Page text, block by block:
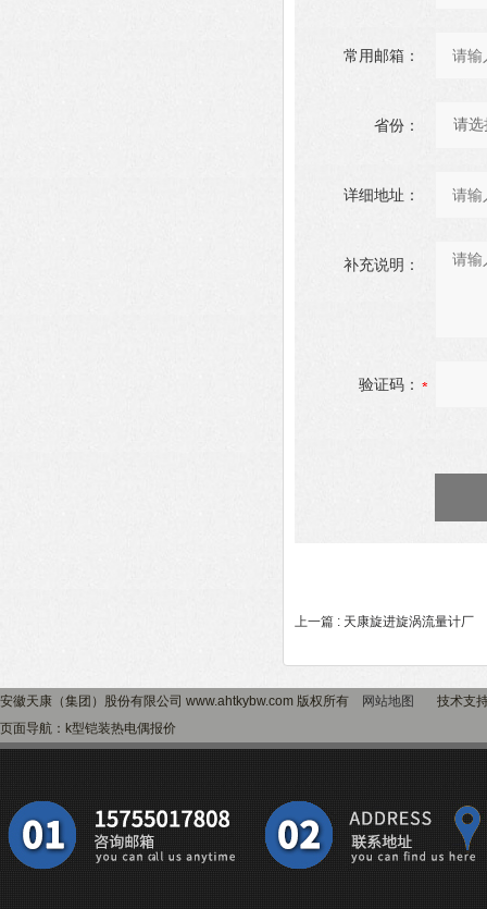
常用邮箱：
省份：
详细地址：
补充说明：
验证码：
上一篇 : 天康旋进旋涡流量计厂
安徽天康（集团）股份有限公司 www.ahtkybw.com 版权所有 网站地图
技术支
页面导航：k型铠装热电偶报价